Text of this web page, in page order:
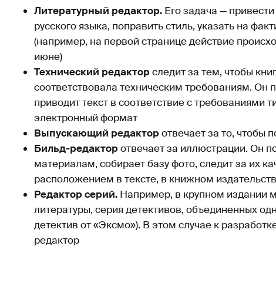
Литературный редактор. Его задача —
русского языка, поправить стиль, указать на
(например, на первой странице действие
июне)
Технический редакторследит за тем, чтобы
соответствовала техническим требованиям. Он
приводит текст в соответствие с требованиями
электронный формат
Выпускающий редакторотвечает за то, чтобы
Бильд-редакторотвечает за иллюстрации. Он
материалам, собирает базу фото, следит за их
расположением в тексте, в книжном
Редактор серий. Например, в крупном издании
литературы, серия детективов, объединенных
детектив от «Эксмо»). В этом случае к
редактор